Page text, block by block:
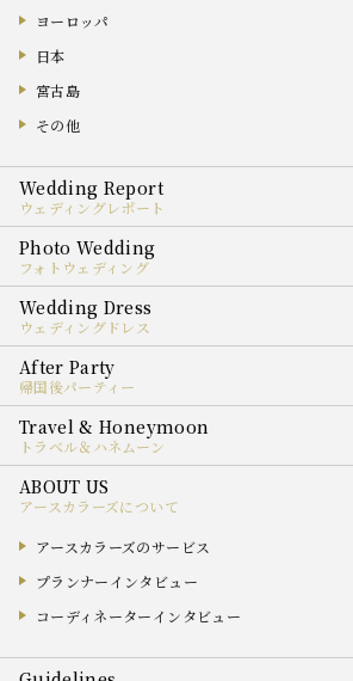
ヨーロッパ
日本
宮古島
その他
ウェディングレポート
フォトウェディング
ウェディングドレス
帰国後パーティー
トラベル＆ハネムーン
アースカラーズについて
アースカラーズのサービス
プランナーインタビュー
コーディネーターインタビュー